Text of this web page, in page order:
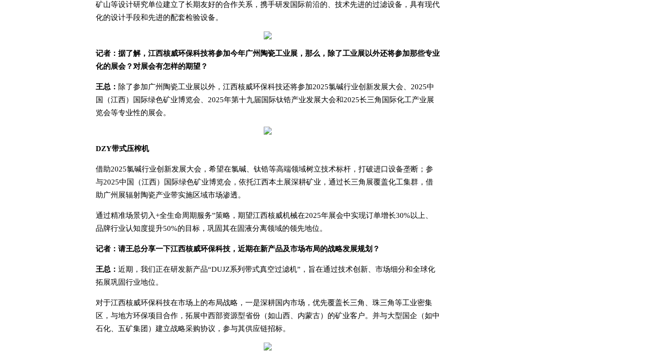
矿山等设计研究单位建立了长期友好的合作关系，携手研发国际前沿的、技术先进的过滤设备，具有现代
化的设计手段和先进的配套检验设备。
记者： 据了解，江西核威环保科技将参加今年广州陶瓷工业展，那么，除了工业展以外还将参加那些专业
化的展会？对展会有怎样的期望？
王总： 除了参加广州陶瓷工业展以外，江西核威环保科技还将参加2025氯碱行业创新发展大会、2025中
国（江西）国际绿色矿业博览会、2025年第十九届国际钛锆产业发展大会和2025长三角国际化工产业展
览会等专业性的展会。
DZY带式压榨机
借助2025氯碱行业创新发展大会，希望在氯碱、钛锆等高端领域树立技术标杆，打破进口设备垄断；参
与2025中国（江西）国际绿色矿业博览会，依托江西本土展深耕矿业，通过长三角展覆盖化工集群，借
助广州展辐射陶瓷产业带实施区域市场渗透。
通过精准场景切入+全生命周期服务”策略，期望江西核威机械在2025年展会中实现订单增长30%以上、
品牌行业认知度提升50%的目标，巩固其在固液分离领域的领先地位。
记者： 请王总分享一下江西核威环保科技 ， 近期在新产品及市场布局的战略发展规划？
王总： 近期，我们正在研发新产品“DUJZ系列带式真空过滤机”，旨在通过技术创新、市场细分和全球化
拓展巩固行业地位。
对于江西核威环保科技在市场上的布局战略，一是深耕国内市场，优先覆盖长三角、珠三角等工业密集
区，与地方环保项目合作，拓展中西部资源型省份（如山西、内蒙古）的矿业客户。并与大型国企（如中
石化、五矿集团）建立战略采购协议，参与其供应链招标。